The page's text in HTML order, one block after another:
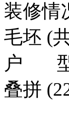
装修情
毛坯 (
户 型
叠拼